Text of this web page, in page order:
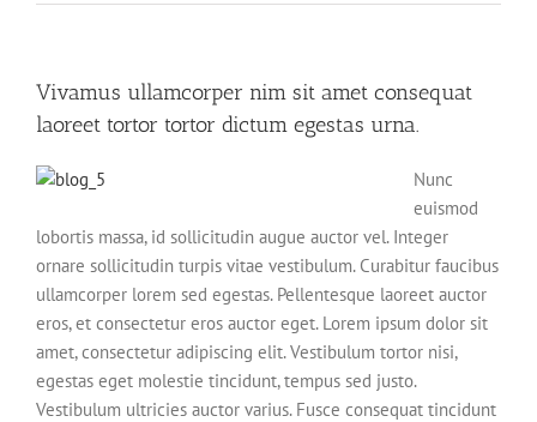
Vivamus ullamcorper nim sit amet consequat
laoreet tortor tortor dictum egestas urna.
Nunc
euismod
lobortis massa, id sollicitudin augue auctor vel. Integer
ornare sollicitudin turpis vitae vestibulum. Curabitur faucibus
ullamcorper lorem sed egestas. Pellentesque laoreet auctor
eros, et consectetur eros auctor eget. Lorem ipsum dolor sit
amet, consectetur adipiscing elit. Vestibulum tortor nisi,
egestas eget molestie tincidunt, tempus sed justo.
Vestibulum ultricies auctor varius. Fusce consequat tincidunt